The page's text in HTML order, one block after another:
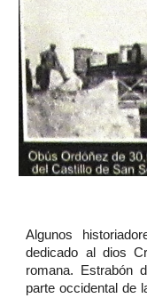
Algunos
dedicado al dios
romana. Estrabón
parte occidental de